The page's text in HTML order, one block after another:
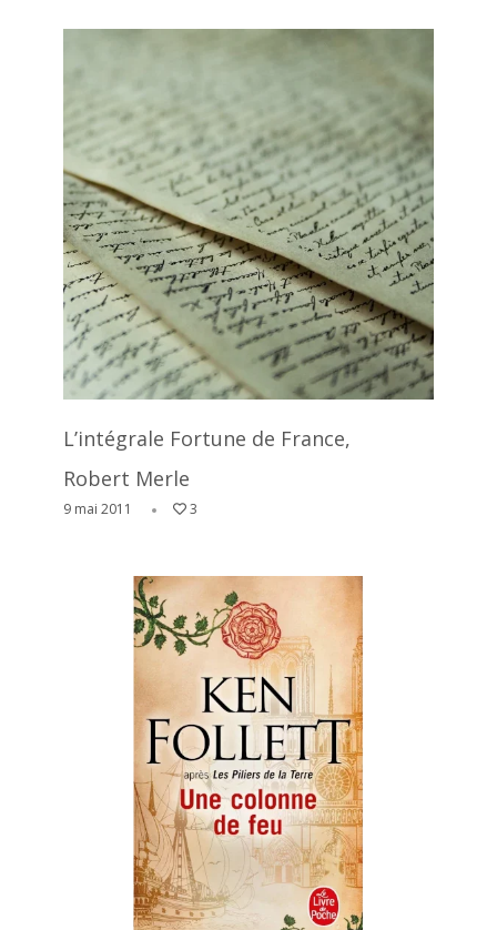
L’intégrale Fortune de France,
Robert Merle
9 mai 2011 3